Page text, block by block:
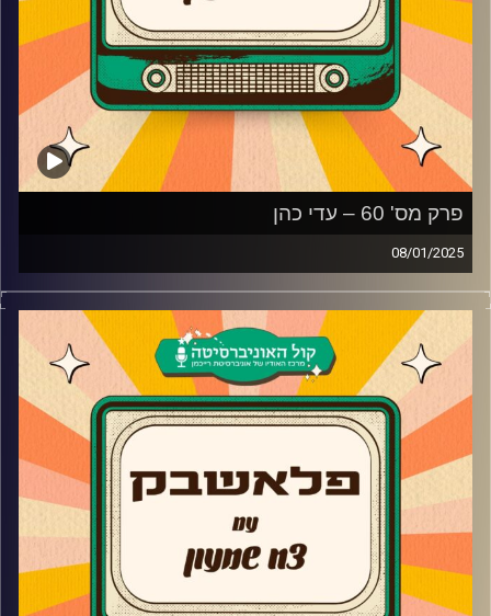
פרק מס' 60 – עדי כהן
08/01/2025
עדי כהן מגיעה לאולפן פלאשבק!
הזמרת שפרצה לחיינו בעונה השנייה של כוכב נולד, מגיעה
ומספרת על סגירת המעגל שעשתה עם חברות מבית הספר,
התדמית כדיווה, הפסטיגל שהייתה אמורה לעשות וסירבה לו,
למה היא לא מוציאה אלבום סולו משלה ומה זו מוזיקה בשבילה
קרדיט תמונות:AudioVersity